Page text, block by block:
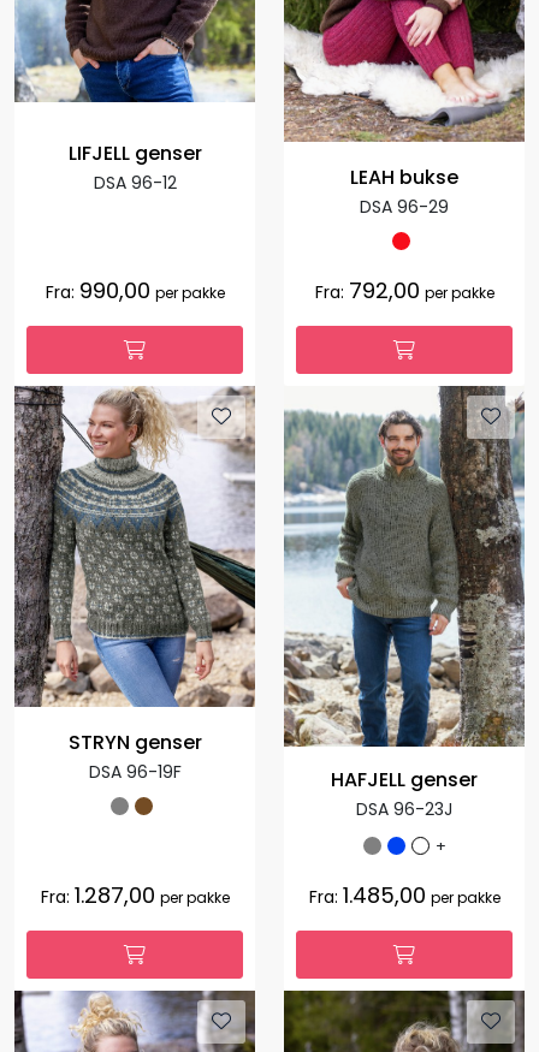
LIFJELL genser
DSA 96-12
Fra: 990,00 per pakke
LEAH bukse
DSA 96-29
Fra: 792,00 per pakke
STRYN genser
DSA 96-19F
Fra: 1.287,00 per pakke
HAFJELL genser
DSA 96-23J
+
Fra: 1.485,00 per pakke